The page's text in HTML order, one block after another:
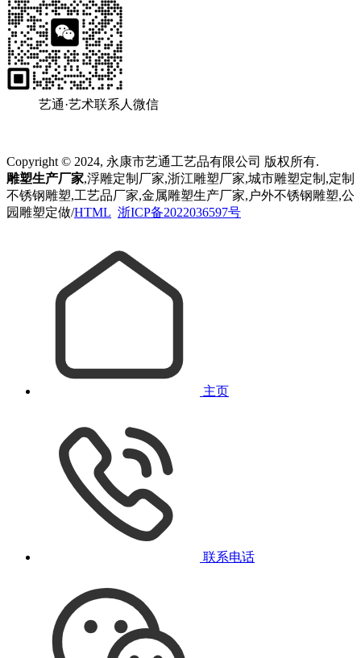
艺通·艺术联系人微信
Copyright © 2024, 永康市艺通工艺品有限公司 版权所有.
雕塑生产厂家,浮雕定制厂家,浙江雕塑厂家,城市雕塑定制,定制
不锈钢雕塑,工艺品厂家,金属雕塑生产厂家,户外不锈钢雕塑,公
园雕塑定做/HTML 浙ICP备2022036597号
主页
联系电话